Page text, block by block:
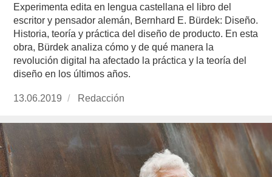
Experimenta edita en lengua castellana el libro del
escritor y pensador alemán, Bernhard E. Bürdek: Diseño.
Historia, teoría y práctica del diseño de producto. En esta
obra, Bürdek analiza cómo y de qué manera la
revolución digital ha afectado la práctica y la teoría del
diseño en los últimos años.
Publicado
13.06.2019 https://www.experimenta.es/author/redaccion/
Redacción